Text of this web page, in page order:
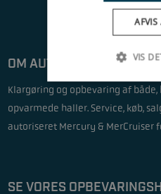
OM AUTO & MARINE
Klargøring og opbevaring af
opvarmede haller. Service, køb,
autoriseret Mercury & MerCruiser
SE VORES
AFVIS
VIS